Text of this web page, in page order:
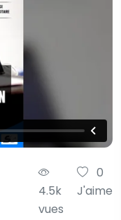
4.5k
vues
0
J'aime